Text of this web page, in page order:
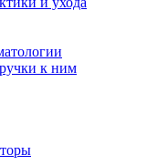
к ним